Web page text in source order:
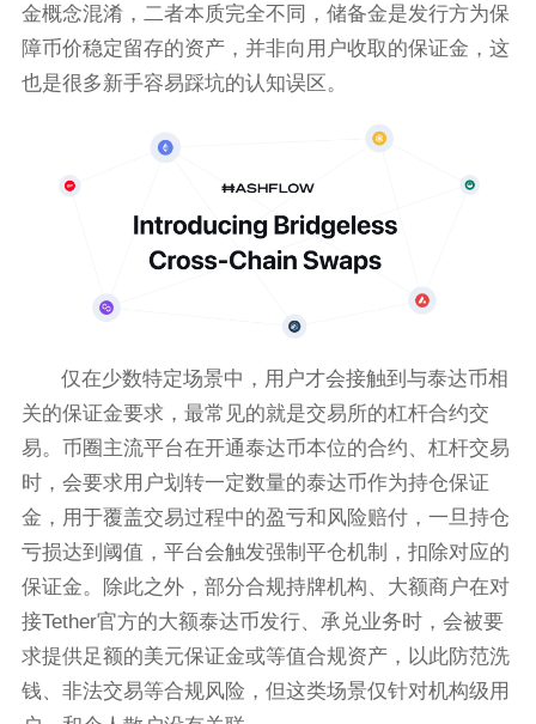
金概念混淆，二者本质完全不同，储备金是发行方为保
障币价稳定留存的资产，并非向用户收取的保证金，这
也是很多新手容易踩坑的认知误区。
仅在少数特定场景中，用户才会接触到与泰达币相
关的保证金要求，最常见的就是交易所的杠杆合约交
易。币圈主流平台在开通泰达币本位的合约、杠杆交易
时，会要求用户划转一定数量的泰达币作为持仓保证
金，用于覆盖交易过程中的盈亏和风险赔付，一旦持仓
亏损达到阈值，平台会触发强制平仓机制，扣除对应的
保证金。除此之外，部分合规持牌机构、大额商户在对
接Tether官方的大额泰达币发行、承兑业务时，会被要
求提供足额的美元保证金或等值合规资产，以此防范洗
钱、非法交易等合规风险，但这类场景仅针对机构级用